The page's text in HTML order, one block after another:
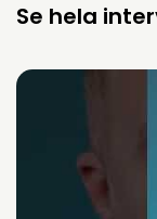
Se hela